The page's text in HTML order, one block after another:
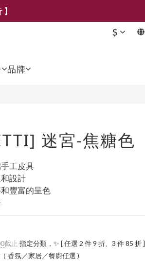
$
品牌
迷宮-焦糖色
工皮具
設計
豐富的呈色
截止 指定分類，✨ [ 任選 2 件 9 折、3 件 85 折 ]
香氛／家居／餐廚任選 )